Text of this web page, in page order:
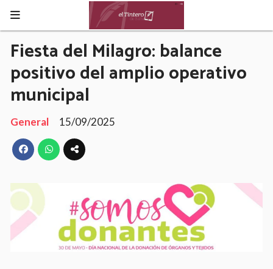
Fiesta del Milagro: balance
positivo del amplio operativo
municipal
General 15/09/2025